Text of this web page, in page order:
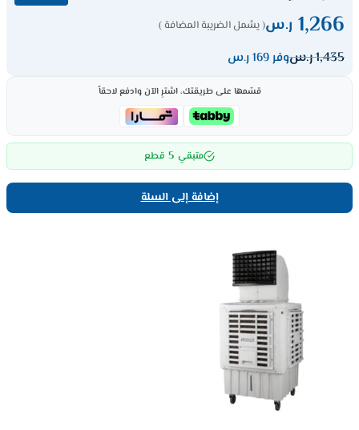
1,266 ر.س( يشمل الضريبة المضافة )
1,435ر.سوفر 169 ر.س
قسّمها على طريقتك، اشترِ الآن وادفع لاحقاً
متبقي 5 قطع
إضافة إلى السلة